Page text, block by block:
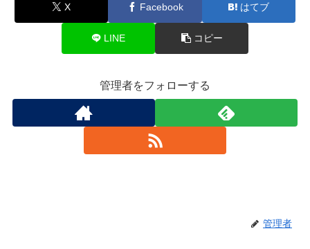
X Facebook はてブ
LINE コピー
管理者をフォローする
管理者